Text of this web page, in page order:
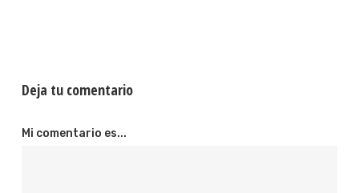
Deja tu comentario
Mi comentario es...